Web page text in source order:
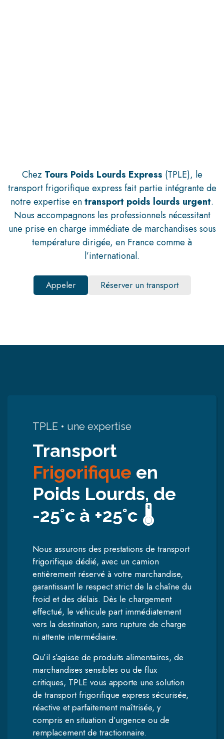
Chez Tours Poids Lourds Express (TPLE), le
transport frigorifique express fait partie intégrante de
notre expertise entransport poids lourds urgent.
Nous accompagnons les professionnels nécessitant
une prise en charge immédiate de marchandises sous
température dirigée, en France comme à
l’international.
Appeler Réserver un transport
TPLE • une expertise
Transport
Frigorifique en
Poids Lourds, de
-25°c à +25°c 🌡️
Nous assurons des prestations de transport
frigorifique dédié, avec un camion
entièrement réservé à votre marchandise,
garantissant le respect strict de la chaîne du
froid et des délais. Dès le chargement
effectué, le véhicule part immédiatement
vers la destination, sans rupture de charge
ni attente intermédiaire.
Qu’il s’agisse de produits alimentaires, de
marchandises sensibles ou de flux
critiques, TPLE vous apporte une solution
de transport frigorifique express sécurisée,
réactive et parfaitement maîtrisée, y
compris en situation d’urgence ou de
remplacement de tractionnaire.